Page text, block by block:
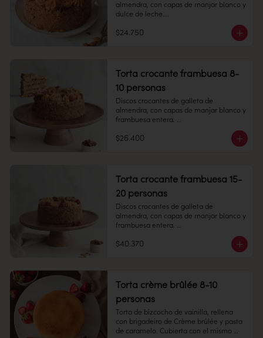
almendra, con capas de manjar blanco y
dulce de leche.
8 -10 personas
Congelado: Mantener a -18 °C.
descongelado mantener refrigerado.
Refrigerado: Mantener entre 3-5 °C.
Duración: 10 días refrigerada.
$24.750
Torta crocante frambuesa 8-
10 personas
Discos crocantes de galleta de
almendra, con capas de manjar blanco y
frambuesa entera.
Producto congelado: mantener a -18 °c.
descongelado mantener refrigerado.
Refrigerado: Mantener entre 3-5 °c.
Duración: 10 días refrigerada.
$26.400
Torta crocante frambuesa 15-
20 personas
Discos crocantes de galleta de
almendra, con capas de manjar blanco y
frambuesa entera.
15 -20 personas
Peso: 1.505 gr
Congelado: Mantener a -18 °C.
$40.370
Torta crème brûlée 8-10
personas
Torta de bizcocho de vainilla, rellena
con brigadeiro de Crème brûlée y pasta
de caramelo. Cubierta con el mismo